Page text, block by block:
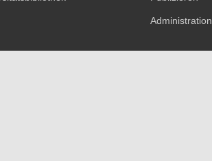
Administration